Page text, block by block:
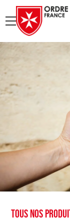
menu
Tous nos